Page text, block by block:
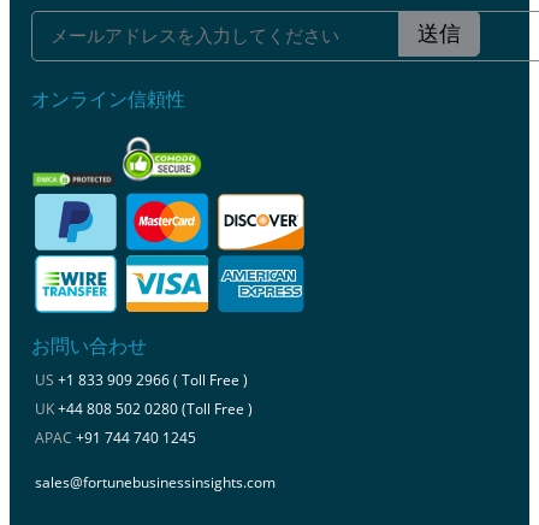
送信
オンライン信頼性
お問い合わせ
US +1 833 909 2966 ( Toll Free )
UK+44 808 502 0280 (Toll Free )
APAC +91 744 740 1245
sales@fortunebusinessinsights.com